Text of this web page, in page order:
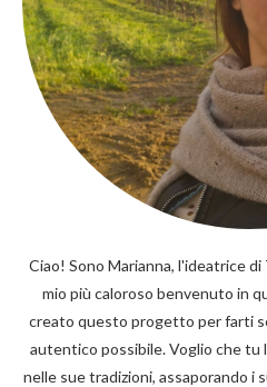
Ciao! Sono Marianna, l'ideatrice
mio più caloroso benvenuto in
creato questo progetto per farti
autentico possibile. Voglio che tu
nelle sue tradizioni, assaporando